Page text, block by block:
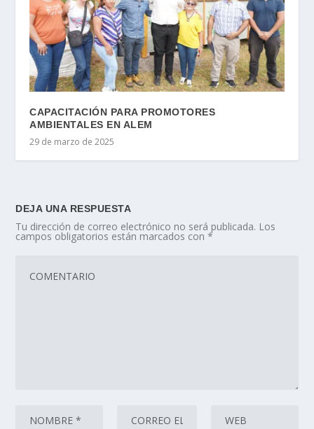
CAPACITACIÓN PARA PROMOTORES
AMBIENTALES EN ALEM
29 de marzo de 2025
DEJA UNA RESPUESTA
Tu dirección de correo electrónico no será publicada. Los
campos obligatorios están marcados con*